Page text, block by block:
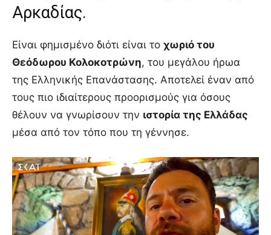
Αρκαδίας.
Είναι φημισμένο διότι είναι το χωριό του
Θεόδωρου Κολοκοτρώνη, του μεγάλου ήρωα
της Ελληνικής Επανάστασης. Αποτελεί έναν από
τους πιο ιδιαίτερους προορισμούς για όσους
θέλουν να γνωρίσουν την ιστορία της Ελλάδας
μέσα από τον τόπο που τη γέννησε.